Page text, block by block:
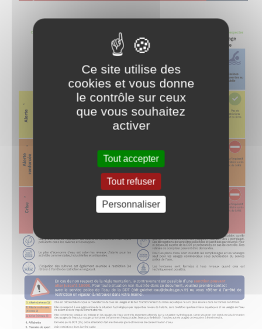
Ce site utilise des
cookies et vous donne
le contrôle sur ceux
que vous souhaitez
activer
Tout accepter
Tout refuser
Personnaliser